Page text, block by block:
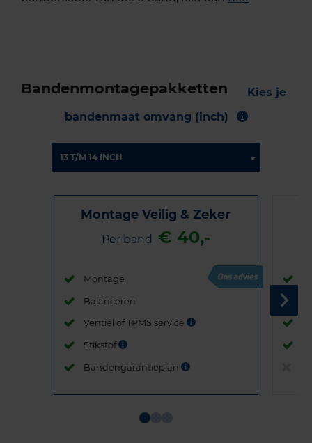
Bandenmontagepakketten
Kies je
bandenmaat omvang (inch)
Montage Veilig & Zeker
Per band € 40,-
Montage
Balanceren
Ventiel of TPMS service
Stikstof
Bandengarantieplan